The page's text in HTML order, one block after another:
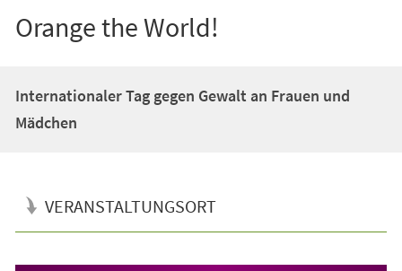
Orange the World!
Internationaler Tag gegen Gewalt an Frauen und
Mädchen
VERANSTALTUNGSORT